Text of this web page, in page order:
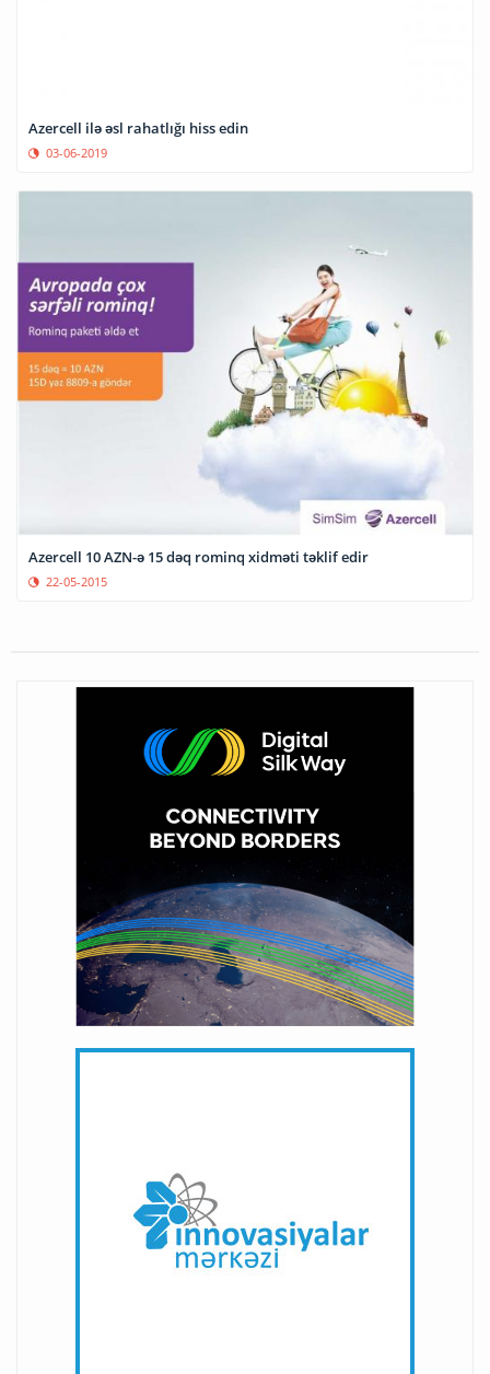
Azercell ilə əsl rahatlığı hiss edin
03-06-2019
Azercell 10 AZN-ə 15 dəq rominq xidməti təklif edir
22-05-2015